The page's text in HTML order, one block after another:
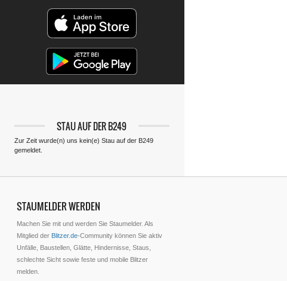
STAU AUF DER B249
Zur Zeit wurde(n) uns kein(e) Stau auf der B249
gemeldet.
STAUMELDER WERDEN
Machen Sie mit und werden Sie Staumelder. Als
Mitglied der Blitzer.de-Community können Sie aktiv
Unfälle, Baustellen, Glätte, Hindernisse, Staus,
schlechte Sicht sowie feste und mobile Blitzer
melden.